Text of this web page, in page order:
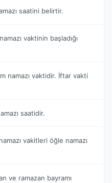
saatini belirtir.
vaktinin başladığı
namazı vaktidir. İftar vakti
saatidir.
vakitleri öğle namazı
ve ramazan bayramı